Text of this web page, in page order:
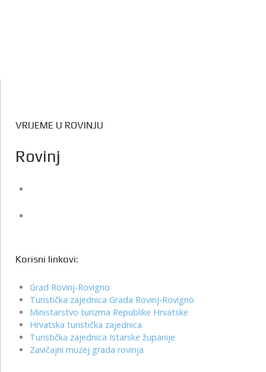
VRIJEME U ROVINJU
Rovinj
Korisni linkovi:
Grad Rovinj-Rovigno
Turistička zajednica Grada Rovinj-Rovigno
Ministarstvo turizma Republike Hrvatske
Hrvatska turistička zajednica
Turistička zajednica Istarske županije
Zavičajni muzej grada rovinja